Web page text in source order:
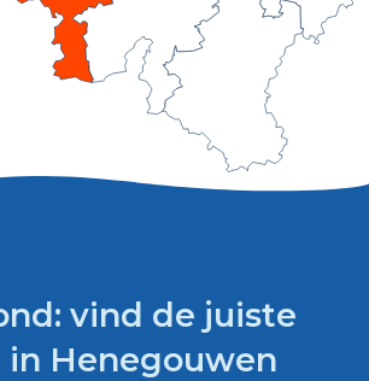
vind de juiste
Henegouwen